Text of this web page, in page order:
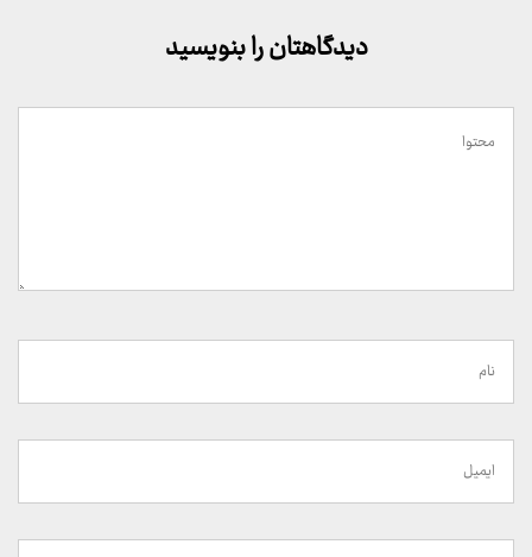
دیدگاهتان را بنویسید